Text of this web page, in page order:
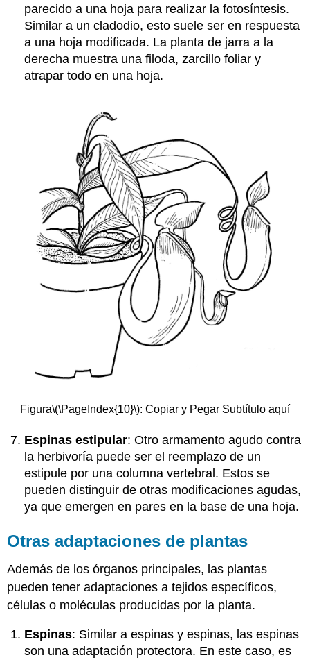
parecido a una hoja para realizar la fotosíntesis.
Similar a un cladodio, esto suele ser en respuesta
a una hoja modificada. La planta de jarra a la
derecha muestra una filoda, zarcillo foliar y
atrapar todo en una hoja.
Figura\(\PageIndex{10}\): Copiar y Pegar Subtítulo aquí
Espinas estipular: Otro armamento agudo contra
la herbivoría puede ser el reemplazo de un
estipule por una columna vertebral. Estos se
pueden distinguir de otras modificaciones agudas,
ya que emergen en pares en la base de una hoja.
Otras adaptaciones de plantas
Además de los órganos principales, las plantas
pueden tener adaptaciones a tejidos específicos,
células o moléculas producidas por la planta.
Espinas: Similar a espinas y espinas, las espinas
son una adaptación protectora. En este caso, es